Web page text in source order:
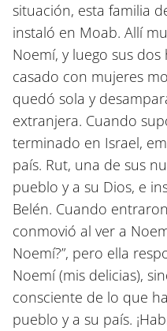
situación, esta familia
instaló en Moab. Allí
Noemí, y luego sus
casado con mujeres
quedó sola y
extranjera. Cuando
terminado en Israel,
país. Rut, una de sus
pueblo y a su Dios, e
Belén. Cuando
conmovió al ver a
Noemí?”, pero ella
Noemí (mis delicias),
consciente de lo que
pueblo y a su país.